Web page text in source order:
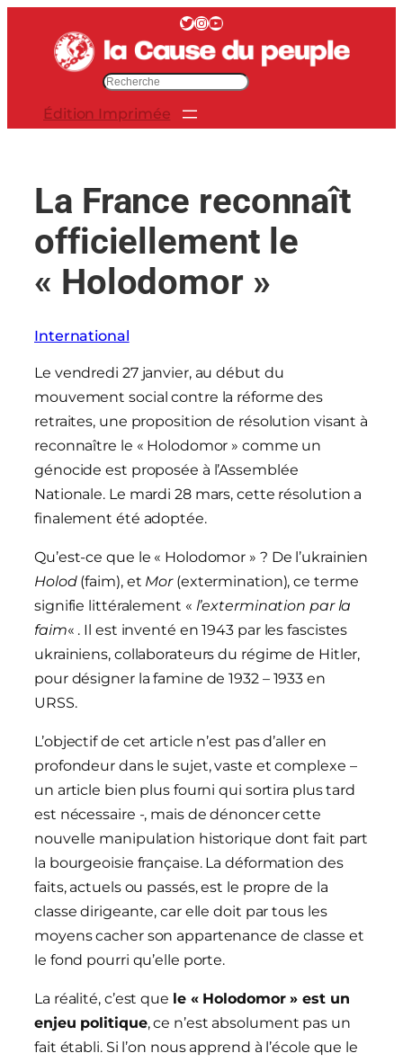
contenu
Twitter InstagramYouTube
e
Édition Imprimée
La France reconnaît
officiellement le
« Holodomor »
International
Le vendredi 27 janvier, au début du
mouvement social contre la réforme des
retraites, une proposition de résolution visant à
reconnaître le « Holodomor » comme un
génocide est proposée à l’Assemblée
Nationale. Le mardi 28 mars, cette résolution a
finalement été adoptée.
Qu’est-ce que le « Holodomor » ? De l’ukrainien
Holod(faim), et Mor(extermination), ce terme
signifie littéralement « l’extermination par la
faim« . Il est inventé en 1943 par les fascistes
ukrainiens, collaborateurs du régime de Hitler,
pour désigner la famine de 1932 – 1933 en
URSS.
L’objectif de cet article n’est pas d’aller en
profondeur dans le sujet, vaste et complexe –
un article bien plus fourni qui sortira plus tard
est nécessaire -, mais de dénoncer cette
nouvelle manipulation historique dont fait part
la bourgeoisie française. La déformation des
faits, actuels ou passés, est le propre de la
classe dirigeante, car elle doit par tous les
moyens cacher son appartenance de classe et
le fond pourri qu’elle porte.
La réalité, c’est que le « Holodomor » est un
enjeu politique, ce n’est absolument pas un
fait établi. Si l’on nous apprend à l’école que le